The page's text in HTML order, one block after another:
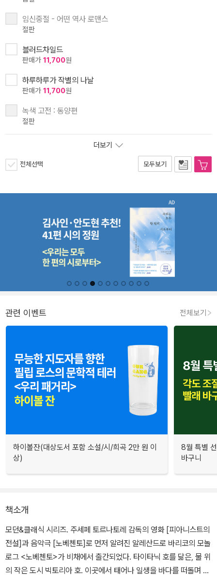
임신중절 - 어떤 역사 로맨스
절판
블러드차일드
판매가 11,700원
하루하루가 작별의 나날
판매가 11,700원
녹색 고전 : 동양편
절판
더보기
전체선택 모두보기
관련 이벤트 전체보기
하이볼잔(대상도서 포함 소설/시/희곡 2만 원 이
상)
8월 특별
바구니
책소개
모던&클래식 시리즈. 주세페 토르나토레 감독의 영화 [피아니스트의
전설]과 음악극 [노베첸토]로 먼저 알려진 알레산드로 바리코의 모놀
로그 <노베첸토>가 비채에서 출간되었다. 타이타닉 호를 닮은, 물 위
의 작은 도시 빅토리아 호. 이곳에서 태어나 일생을 바다를 떠돌며 연